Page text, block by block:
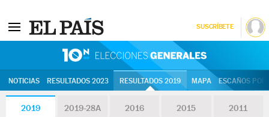
SUSCRÍBETE
NOTICIAS RESULTADOS 2023 RESULTADOS 2019 MAPA ESCAÑOS
2019 2019-28A 2016 2015 2011